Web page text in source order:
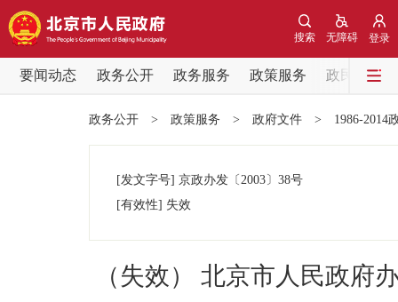
登录
无障碍
搜索
要闻动态 政务公开 政务服务 政策服务
政民互动
党中央精神
政务公开
政务公开 > 政策服务 > 政府文件 > 1986-2014
[发文字号] 京政办发 〔2003〕 38号
[有效性] 失效
（失效） 北京市人民政府